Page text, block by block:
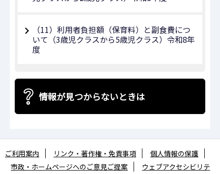
（11）利用者負担額（保育料）と副食費につ
いて（3歳児クラスから5歳児クラス）令和8年
度
情報が見つからないときは
ご利用案内 リンク・著作権・免責事項
個人情報の保護
市政・ホームページへのご意見ご提案
ウェブアクセシビリテ